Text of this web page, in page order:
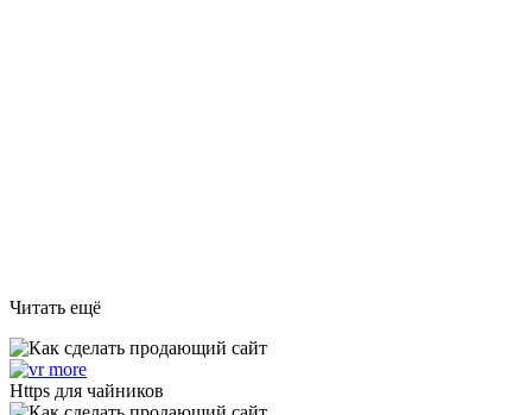
Читать ещё
Https для чайников